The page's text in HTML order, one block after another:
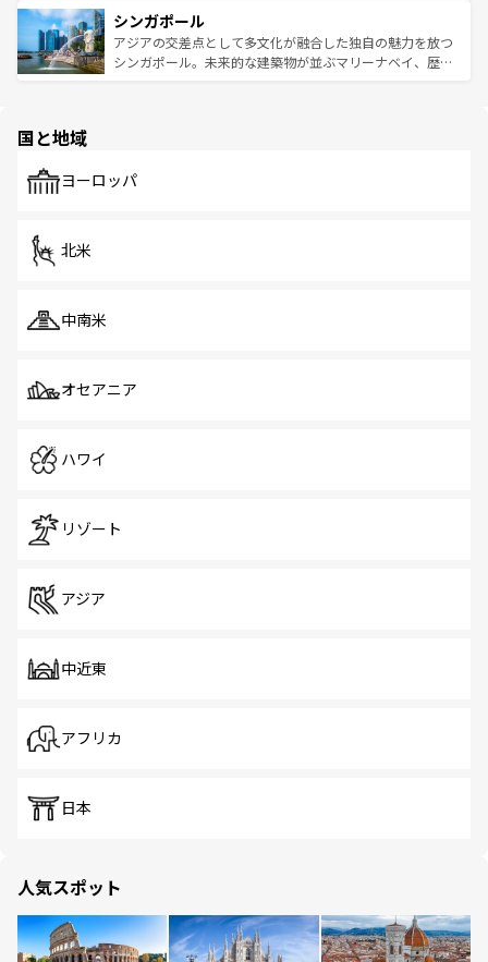
参照してほしい。
激する。気候は一年中温暖で、どの季節にも異なる楽しみ
が待っている。親しみやすいタイの人々、仏教を中心とし
た文化、そして多様な観光資源が、訪れる旅人を魅了し続
み、どこを訪れても感動するはず。観光スポットが密集し
ており、効率よく見どころを回れるのも魅力。息をのむよ
うな絶景から文化的な体験まで、香港を存分に楽しみ尽く
シンガポール
アジアの交差点として多文化が融合した独自の魅力を放つ
シンガポール。未来的な建築物が並ぶマリーナベイ、歴史
で、ホーカーズは地元の風情を楽しめる外せないスポット
国と地域
ヨーロッパ
北米
中南米
オセアニア
ハワイ
リゾート
アジア
中近東
アフリカ
日本
人気スポット